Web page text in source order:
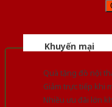
Khuyến mại
Quà tặng đồ nội
Giảm trực tiếp khi
Nhiều ưu đãi lớn